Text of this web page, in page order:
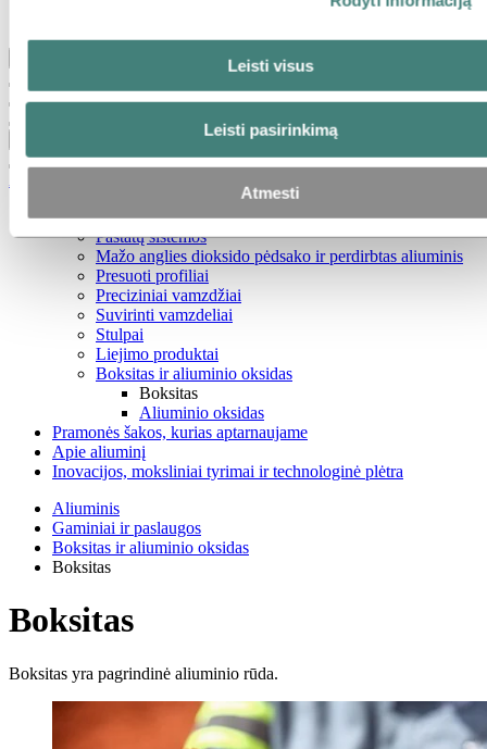
Leisti visus
Leisti pasirinkimą
Atmesti
Gaminiai ir paslaugos
Pastatų sistemos
Mažo anglies dioksido pėdsako ir perdirbtas aliuminis
Presuoti profiliai
Preciziniai vamzdžiai
Suvirinti vamzdeliai
Stulpai
Liejimo produktai
Boksitas ir aliuminio oksidas
Boksitas
Aliuminio oksidas
Pramonės šakos, kurias aptarnaujame
Apie aliuminį
Inovacijos, moksliniai tyrimai ir technologinė plėtra
Aliuminis
Gaminiai ir paslaugos
Boksitas ir aliuminio oksidas
Boksitas
Boksitas
Boksitas yra pagrindinė aliuminio rūda.